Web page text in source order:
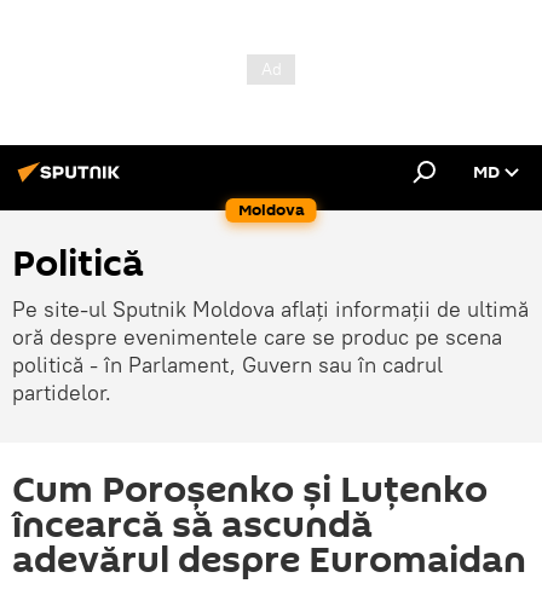
Moldova
MD
Politică
Pe site-ul Sputnik Moldova aflați informații de ultimă
oră despre evenimentele care se produc pe scena
politică - în Parlament, Guvern sau în cadrul
partidelor.
Cum Poroșenko și Luțenko
încearcă să ascundă
adevărul despre Euromaidan